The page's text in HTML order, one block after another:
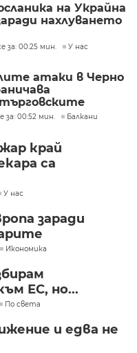
на Украйна
нахлуването
за: 00:25 мин. У нас
атаки в Черно
за: 00:52 мин. Балкани
край
са
У нас
заради
Икономика
ЕС, но...
По света
и едва не